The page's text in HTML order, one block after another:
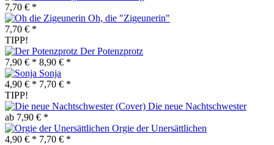
7,70 € *
Oh, die "Zigeunerin"
7,70 € *
TIPP!
Der Potenzprotz
7,90 € * 8,90 € *
Sonja
4,90 € * 7,70 € *
TIPP!
Die neue Nachtschwester
ab 7,90 € *
Orgie der Unersättlichen
4,90 € * 7,70 € *